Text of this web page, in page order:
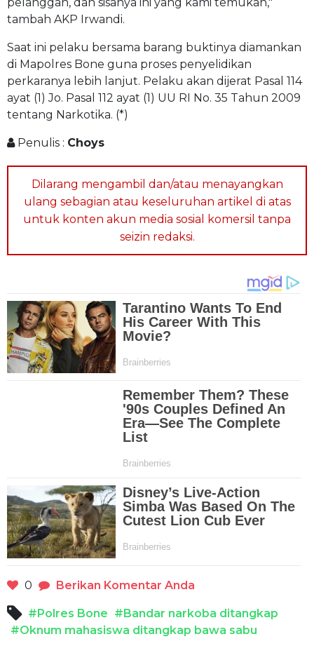
tambah AKP Irwandi.
Saat ini pelaku bersama barang buktinya diamankan
di Mapolres Bone guna proses penyelidikan
perkaranya lebih lanjut. Pelaku akan dijerat Pasal 114
ayat (1) Jo. Pasal 112 ayat (1) UU RI No. 35 Tahun 2009
tentang Narkotika. (*)
Penulis : Choys
Dilarang mengambil dan/atau menayangkan
ulang sebagian atau keseluruhan artikel di atas
untuk konten akun media sosial komersil tanpa
seizin redaksi.
0 Berikan Komentar Anda
#Polres Bone #Bandar narkoba ditangkap
#Oknum mahasiswa ditangkap bawa sabu